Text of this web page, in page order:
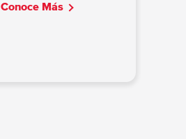
Conoce Más